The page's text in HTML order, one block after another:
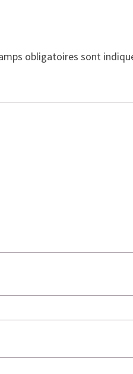
obligatoires sont